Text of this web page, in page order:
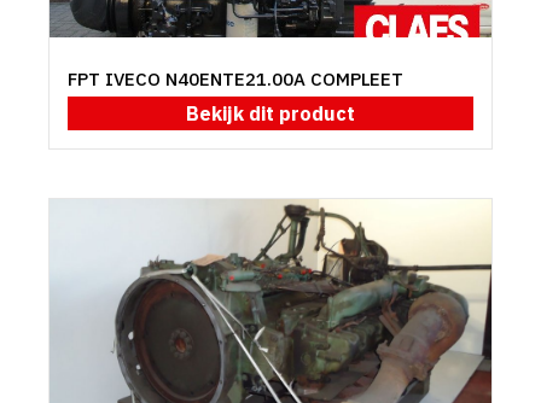
FPT IVECO N40ENTE21.00A COMPLEET
Bekijk dit product